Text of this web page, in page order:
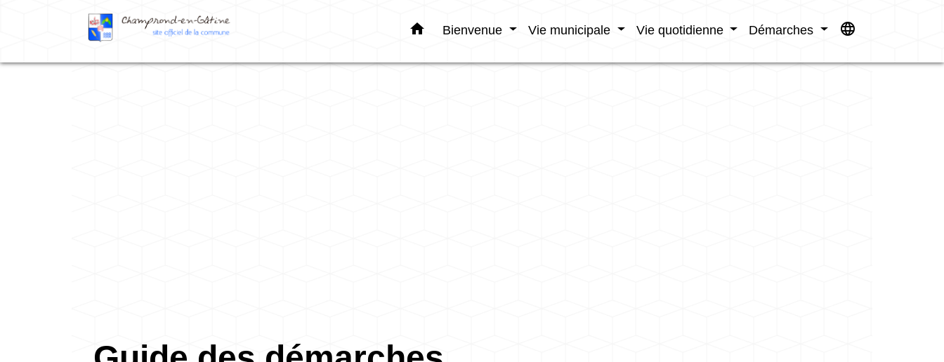
home Bienvenue Vie municipale Vie quotidienne Démarches language